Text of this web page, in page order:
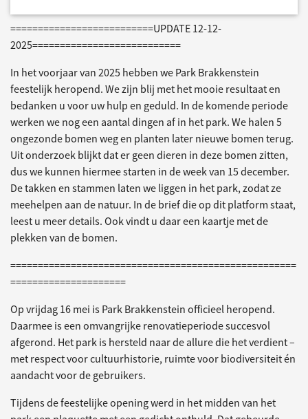
==========================UPDATE 12-12-
2025===========================
In het voorjaar van 2025 hebben we Park Brakkenstein
feestelijk heropend. We zijn blij met het mooie resultaat en
bedanken u voor uw hulp en geduld. In de komende periode
werken we nog een aantal dingen af in het park. We halen 5
ongezonde bomen weg en planten later nieuwe bomen terug.
Uit onderzoek blijkt dat er geen dieren in deze bomen zitten,
dus we kunnen hiermee starten in de week van 15 december.
De takken en stammen laten we liggen in het park, zodat ze
meehelpen aan de natuur. In de brief die op dit platform staat,
leest u meer details. Ook vindt u daar een kaartje met de
plekken van de bomen.
====================================================
=====================
Op vrijdag 16 mei is Park Brakkenstein officieel heropend.
Daarmee is een omvangrijke renovatieperiode succesvol
afgerond. Het park is hersteld naar de allure die het verdient –
met respect voor cultuurhistorie, ruimte voor biodiversiteit én
aandacht voor de gebruikers.
Tijdens de feestelijke opening werd in het midden van het